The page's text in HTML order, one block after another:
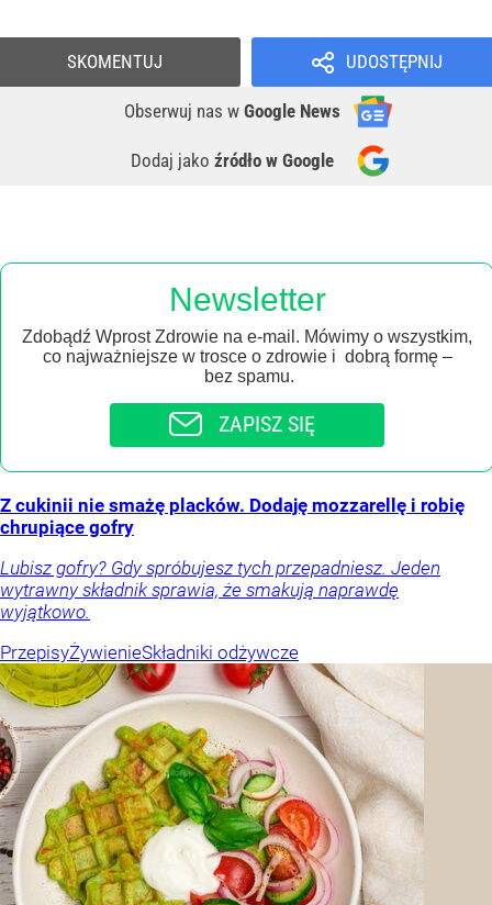
UDOSTĘPNIJ
Obserwuj nas w Google News
Dodaj jako źródło w Google
SKOMENTUJ
Newsletter
Zdobądź Wprost Zdrowie na e-mail. Mówimy o wszystkim,
co najważniejsze w trosce o zdrowie i dobrą formę –
bez spamu.
ZAPISZ SIĘ
Z cukinii nie smażę placków. Dodaję mozzarellę i robię
chrupiące gofry
Lubisz gofry? Gdy spróbujesz tych przepadniesz. Jeden
wytrawny składnik sprawia, że smakują naprawdę
wyjątkowo.
PrzepisyŻywienieSkładniki odżywcze